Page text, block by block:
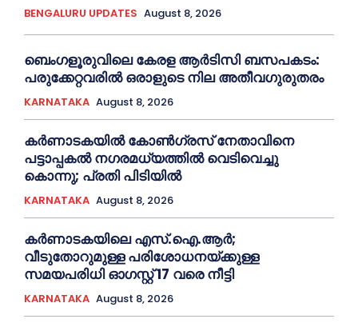
BENGALURU UPDATES August 8, 2026
ബെംഗളൂരുവിലെ കേരള ആര്‍ടിസി ബസപകടം:
പരുക്കേറ്റവരില്‍ ഒരാളുടെ നില അതീവഗുരുതരം
KARNATAKA August 8, 2026
കർണാടകയിൽ കോണ്‍ഗ്രസ് നേതാവിനെ
പട്ടാപ്പകല്‍ നഗരമധ്യത്തില്‍ വെടിവെച്ചു
കൊന്നു; പ്രതി പിടിയില്‍
KARNATAKA August 8, 2026
കർണാടകയിലെ എസ്.ഐ.ആർ;
വീടുതോറുമുള്ള പരിശോധനയ്ക്കുള്ള
സമയപരിധി ഓഗസ്റ്റ് 17 വരെ നീട്ടി
KARNATAKA August 8, 2026